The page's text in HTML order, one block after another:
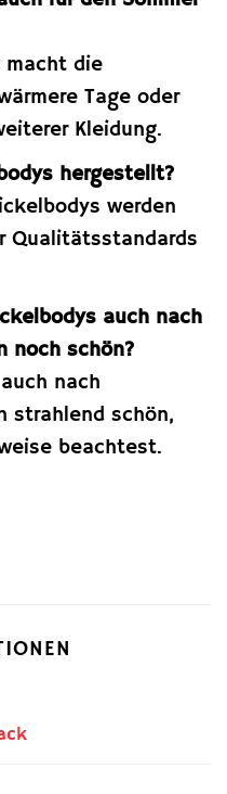
macht die
Tage oder
Kleidung.
hergestellt?
werden
Qualitätsstandards
auch nach
noch schön?
nach
strahlend schön,
beachtest.